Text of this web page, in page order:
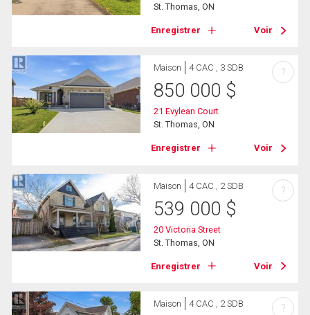
St. Thomas, ON
Enregistrer Voir
Maison 4 CAC , 3 SDB
850 000 $
21 Evylean Court
St. Thomas, ON
Enregistrer Voir
?
Maison 4 CAC , 2 SDB
539 000 $
20 Victoria Street
St. Thomas, ON
Enregistrer Voir
?
Maison 4 CAC , 2 SDB ?